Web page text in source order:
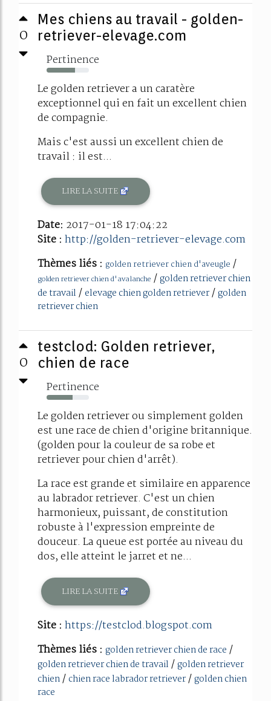
0
Mes chiens au travail - golden-
retriever-elevage.com
Pertinence
67%
Le golden retriever a un caratère
exceptionnel qui en fait un excellent chien
de compagnie.
Mais c'est aussi un excellent chien de
travail : il est...
LIRE LA SUITE
Date: 2017-01-18 17:04:22
Site : http://golden-retriever-elevage.com
Thèmes liés : golden retriever chien d'aveugle /
golden retriever chien d'avalanche / golden retriever chien
de travail / elevage chien golden retriever/ golden
retriever chien
0
testclod: Golden retriever,
chien de race
Pertinence
62%
Le golden retriever ou simplement golden
est une race de chien d'origine britannique.
(golden pour la couleur de sa robe et
retriever pour chien d'arrêt).
La race est grande et similaire en apparence
au labrador retriever. C'est un chien
harmonieux, puissant, de constitution
robuste à l'expression empreinte de
douceur. La queue est portée au niveau du
dos, elle atteint le jarret et ne...
LIRE LA SUITE
Site : https://testclod.blogspot.com
Thèmes liés : golden retriever chien de race /
golden retriever chien de travail / golden retriever
chien/ chien race labrador retriever/ golden chien
race